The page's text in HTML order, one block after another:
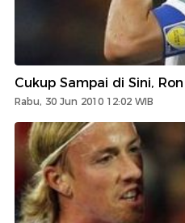
Cukup Sampai di Sini, Ron
Rabu, 30 Jun 2010 12:02 WIB